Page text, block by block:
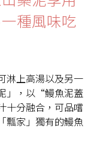
種風味吃
淋上高湯以及另一
」，以“鰻魚泥蓋
十分融合，可品嚐
瓢家」獨有的鰻魚